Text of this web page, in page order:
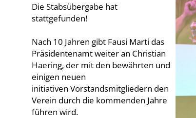
Die Stabsübergabe hat
stattgefunden!
Nach 10 Jahren gibt Fausi Marti das
Präsidentenamt weiter an Christian
Haering, der mit den bewährten und
einigen neuen
initiativen Vorstandsmitgliedern den
Verein durch die kommenden Jahre
führen wird.